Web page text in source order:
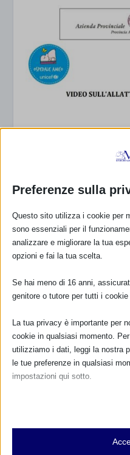
Sam 2024 a Trento
Sam2025 a
17 Settembre 2025
Preferenze sulla
Questo sito utilizza i cookie per
sono essenziali per il
analizzare e migliorare la tua
opzioni e fai la tua scelta.
Se hai meno di 16 anni,
genitore o tutore per tutti i cookie
La tua privacy è importante per
cookie in qualsiasi momento.
utilizziamo i dati, leggi la nostra
le tue preferenze in qualsiasi
impostazioni qui sotto.
Essenziali
I cookie e i servizi essenziali